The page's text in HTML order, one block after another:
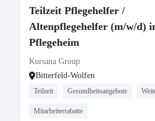
Teilzeit Pflegehelfer /
Altenpflegehelfer (m/w/d)
Pflegeheim
Kursana Group
Bitterfeld-Wolfen
Teilzeit Gesundheitsangebote
Mitarbeiterrabatte